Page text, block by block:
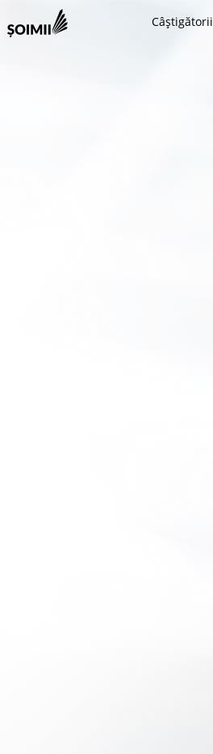
Câștigătorii